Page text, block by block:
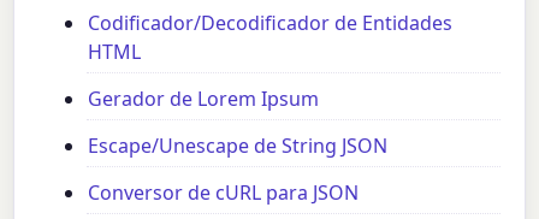
Codificador/Decodificador de Entidades
HTML
Gerador de Lorem Ipsum
Escape/Unescape de String JSON
Conversor de cURL para JSON